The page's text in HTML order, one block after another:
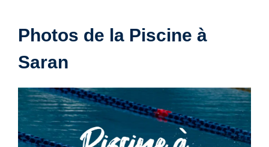
Photos de la Piscine à
Saran